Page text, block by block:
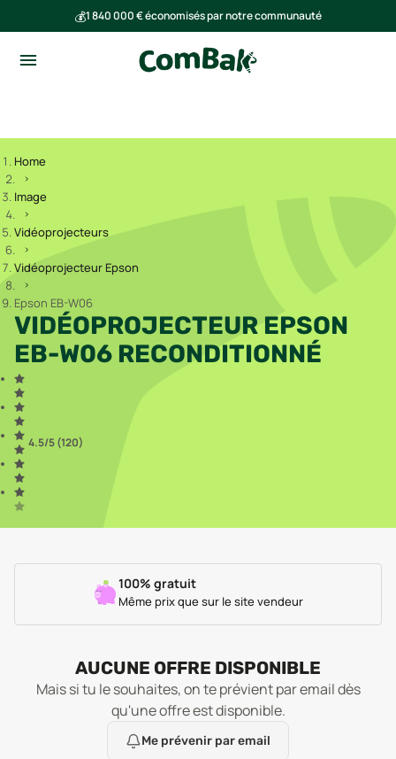
💰1 840 000 € économisés par notre communauté
Home
Image
Vidéoprojecteurs
Vidéoprojecteur Epson
Epson EB-W06
VIDÉOPROJECTEUR EPSON
EB-W06 RECONDITIONNÉ
4.5/5 (120)
100% gratuit
Même prix que sur le site vendeur
AUCUNE OFFRE DISPONIBLE
Mais si tu le souhaites, on te prévient par email dès
qu'une offre est disponible.
Me prévenir par email